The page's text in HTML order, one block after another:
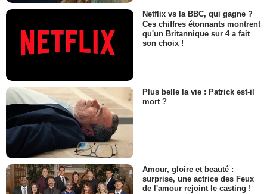
Netflix vs la BBC, qui gagne ?
Ces chiffres étonnants montrent
qu'un Britannique sur 4 a fait
son choix !
Plus belle la vie : Patrick est-il
mort ?
Amour, gloire et beauté :
surprise, une actrice des Feux
de l'amour rejoint le casting !